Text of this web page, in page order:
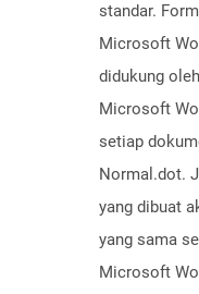
standar.
Microsoft
didukung
Microsoft
setiap
Normal.dot.
yang dibuat
yang sama
Microsoft